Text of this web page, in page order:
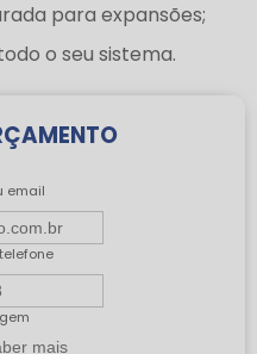
para expansões;
o seu sistema.
email